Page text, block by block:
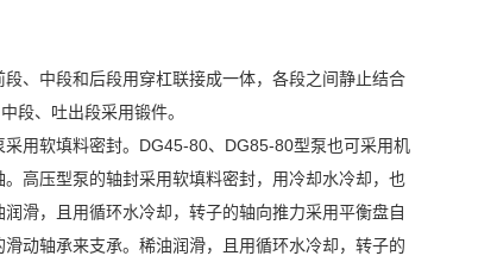
、中段和后段用穿杠联接成一体，各段之间静止结合
段、吐出段采用锻件。
用软填料密封。DG45-80、DG85-80型泵也可采用机
高压型泵的轴封采用软填料密封，用冷却水冷却，也
滑，且用循环水冷却，转子的轴向推力采用平衡盘自
动轴承来支承。稀油润滑，且用循环水冷却，转子的